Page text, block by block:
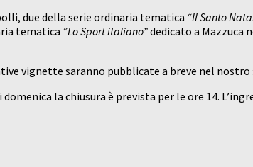
due della serie ordinaria tematica “Il Santo
tematica “Lo Sport italiano”dedicato a Mazzuca
vignette saranno pubblicate a breve nel nostro
la chiusura è prevista per le ore 14.